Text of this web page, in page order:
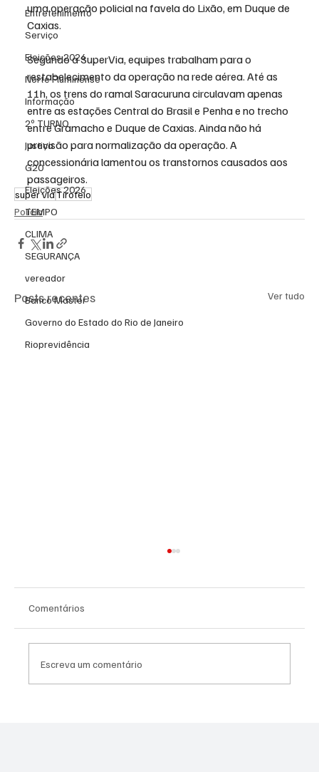
Entretenimento
Serviço
Eleições 2024
Norte Fluminense
Informação
2º TURNO
Justiça
G20
Eleições 2026
TEMPO
CLIMA
SEGURANÇA
vereador
Banco Master
Governo do Estado do Rio de Janeiro
Rioprevidência
uma operação policial na favela do Lixão, em Duque de
Caxias.
Segundo a SuperVia, equipes trabalham para o
restabelecimento da operação na rede aérea. Até as
11h, os trens do ramal Saracuruna circulavam apenas
entre as estações Central do Brasil e Penha e no trecho
entre Gramacho e Duque de Caxias. Ainda não há
previsão para normalização da operação. A
concessionária lamentou os transtornos causados aos
passageiros.
super viaTiroteio
Polícia
Posts recentes Ver tudo
Comentários
Escreva um comentário